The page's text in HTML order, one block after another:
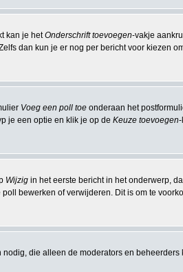
kan je hetOnderschrift toevoegen-vakje
dan kun je er nog per bericht voor kiezen
Voeg een poll toe onderaan het
je een optie en klik je op de Keuze toevoegen-
Wijzig in het eerste bericht in het onderwerp,
bewerken of verwijderen. Dit is om te
die alleen de moderators en